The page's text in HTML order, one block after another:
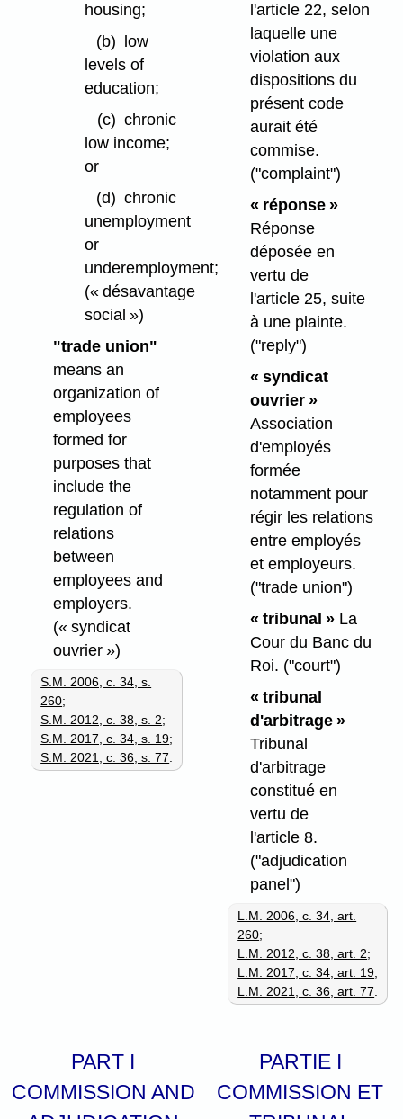
housing;
(b)
low
levels of
education;
(c) chronic
low income;
or
(d) chronic
unemployment
or
underemployment;
(« désavantage
social »)
"trade union"
means an
organization of
employees
formed for
purposes that
include the
regulation of
relations
between
employees and
employers.
(« syndicat
ouvrier »)
S.M. 2006, c. 34, s.
260;
S.M. 2012, c. 38, s. 2;
S.M. 2017, c. 34, s. 19;
S.M. 2021, c. 36, s. 77.
l'article 22, selon
laquelle une
violation aux
dispositions du
présent code
aurait été
commise.
("complaint")
« réponse »
Réponse
déposée en
vertu de
l'article 25, suite
à une plainte.
("reply")
« syndicat
ouvrier »
Association
d'employés
formée
notamment pour
régir les relations
entre employés
et employeurs.
("trade union")
« tribunal »La
Cour du Banc du
Roi. ("court")
« tribunal
d'arbitrage »
Tribunal
d'arbitrage
constitué en
vertu de
l'article 8.
("adjudication
panel")
L.M. 2006, c. 34, art.
260;
L.M. 2012, c. 38, art. 2;
L.M. 2017, c. 34, art. 19;
L.M. 2021, c. 36, art. 77.
PART I
COMMISSION AND
PARTIE I
COMMISSION ET